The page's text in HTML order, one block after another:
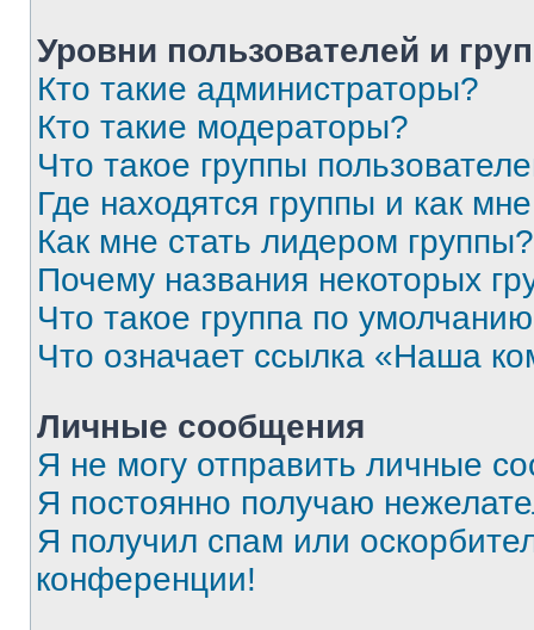
Уровни пользователей и
Кто такие администраторы?
Кто такие модераторы?
Что такое группы
Где находятся группы и как
Как мне стать лидером группы?
Почему названия некоторых
Что такое группа по
Что означает ссылка «Наша
Личные сообщения
Я не могу отправить личные
Я постоянно получаю
Я получил спам или
конференции!